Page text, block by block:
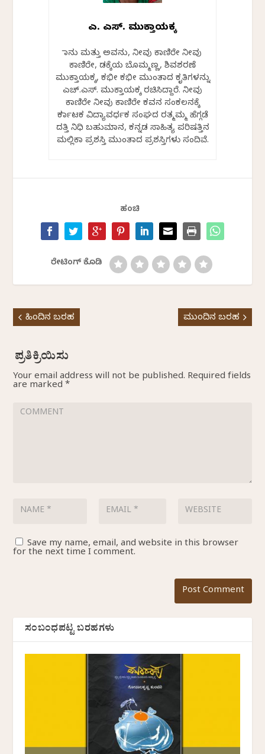
ಎಚ್. ಎಸ್. ಮುಕ್ತಾಯಕ್ಕ
ನಾನು ಮತ್ತು ಅವನು, ನೀವು ಕಾಣಿರೇ ನೀವು
ಕಾಣಿರೇ, ಡಕ್ಕೆಯ ಬೊಮ್ಮಣ್ಣ, ಶಿವಶರಣೆ
ಮುಕ್ತಾಯಕ್ಕ, ಕಭೀ ಕಭೀ ಮುಂತಾದ ಕೃತಿಗಳನ್ನು
ಎಚ್.ಎಸ್. ಮುಕ್ತಾಯಕ್ಕ ರಚಿಸಿದ್ದಾರೆ. ನೀವು
ಕಾಣಿರೇ ನೀವು ಕಾಣಿರೇ ಕವನ ಸಂಕಲನಕ್ಕೆ
ಕರ್ನಾಟಕ ವಿದ್ಯಾವರ್ಧಕ ಸಂಘದ ರತ್ಮಮ್ಮ ಹೆಗ್ಗಡೆ
ದತ್ತಿ ನಿಧಿ ಬಹುಮಾನ, ಕನ್ನಡ ಸಾಹಿತ್ಯ ಪರಿಷತ್ತಿನ
ಮಲ್ಲಿಕಾ ಪ್ರಶಸ್ತಿ ಮುಂತಾದ ಪ್ರಶಸ್ತಿಗಳು ಸಂದಿವೆ.
ಹಂಚಿ
ರೇಟಿಂಗ್ ಕೊಡಿ
ಹಿಂದಿನ ಬರಹ ಮುಂದಿನ ಬರಹ
Your email address will not be published. Required fields
are marked *
Save my name, email, and website in this browser
for the next time I comment.
ಸಂಬಂಧಪಟ್ಟ ಬರಹಗಳು